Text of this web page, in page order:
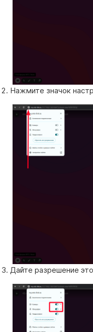
Нажмите значок
Дайте разрешение